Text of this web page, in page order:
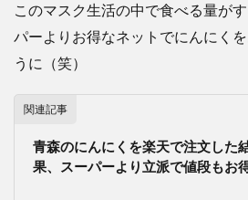
このマスク生活の中で食べる量が
パーよりお得なネットでにんにく
うに（笑）
関連記事
青森のにんにくを楽天で注文した
果、スーパーより立派で値段もお